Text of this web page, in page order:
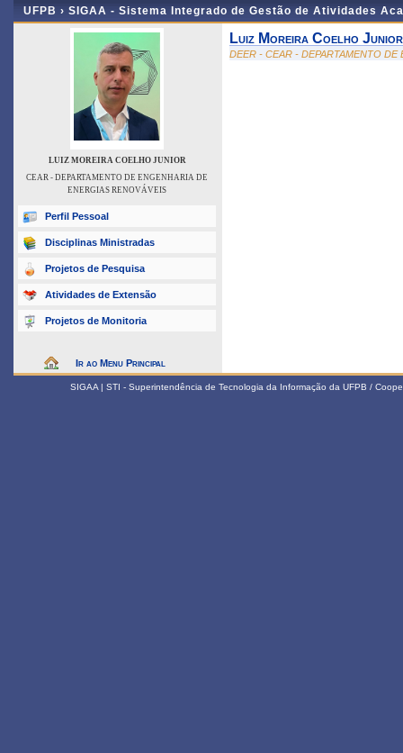
UFPB › SIGAA - Sistema Integrado de Gestão de Atividades
LUIZ MOREIRA COELHO JUNIOR
CEAR - DEPARTAMENTO DE ENGENHARIA DE
ENERGIAS RENOVÁVEIS
Perfil Pessoal
Disciplinas Ministradas
Projetos de Pesquisa
Atividades de Extensão
Projetos de Monitoria
Ir ao Menu Principal
Luiz Moreira Coelho Junior
DEER - CEAR - DEPARTAMENTO
SIGAA | STI - Superintendência de Tecnologia da Informação da UFPB /